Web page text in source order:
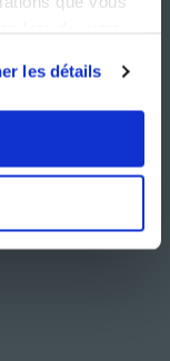
les détails